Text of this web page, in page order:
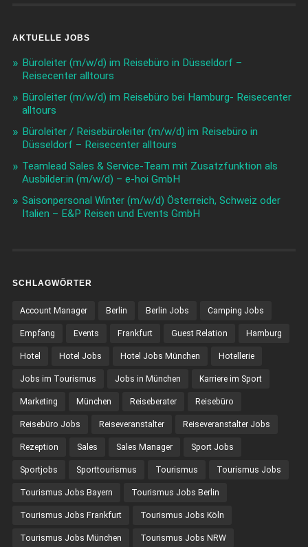
AKTUELLE JOBS
Büroleiter (m/w/d) im Reisebüro in Düsseldorf –
Reisecenter alltours
Büroleiter (m/w/d) im Reisebüro bei Hamburg- Reisecenter
alltours
Büroleiter / Reisebüroleiter (m/w/d) im Reisebüro in
Düsseldorf – Reisecenter alltours
Teamlead Sales & Service-Team mit Zusatzfunktion als
Ausbilder:in (m/w/d) – e-hoi GmbH
Saisonpersonal Winter (m/w/d) Österreich, Schweiz oder
Italien – E&P Reisen und Events GmbH
SCHLAGWÖRTER
Account Manager Berlin Berlin Jobs Camping Jobs
Empfang Events Frankfurt Guest Relation Hamburg
Hotel Hotel Jobs Hotel Jobs München Hotellerie
Jobs im Tourismus Jobs in München Karriere im Sport
Marketing München Reiseberater Reisebüro
Reisebüro Jobs Reiseveranstalter Reiseveranstalter Jobs
Rezeption Sales Sales Manager Sport Jobs
Sportjobs Sporttourismus Tourismus Tourismus Jobs
Tourismus Jobs Bayern Tourismus Jobs Berlin
Tourismus Jobs Frankfurt Tourismus Jobs Köln
Tourismus Jobs München Tourismus Jobs NRW